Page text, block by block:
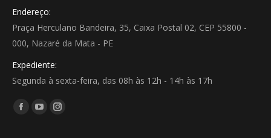
Endereço:
Praça Herculano Bandeira, 35, Caixa Postal 02, CEP 55800 -
000, Nazaré da Mata - PE
Expediente:
Segunda à sexta-feira, das 08h às 12h - 14h às 17h
Encontre-nos em:
Facebook
YouTubeInstagram